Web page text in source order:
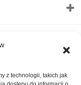
z technologii, takich jak